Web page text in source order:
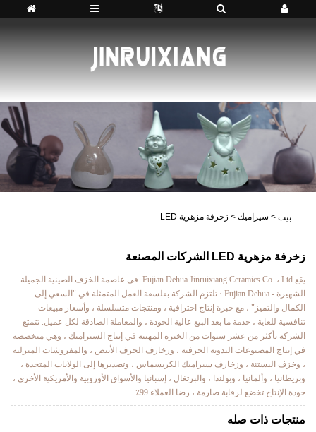
بيت > سيراميك > زخرفة مزهرية LED
زخرفة مزهرية LED الشركات المصنعة
يقع Fujian Dehua Jinruixiang Ceramics Co. ، Ltd. في عاصمة الخزف الصينية الجميلة
الشهيرة - Fujian Dehua · تلتزم الشركة بفلسفة العمل المتمثلة في "السعي إلى
الكمال والتميز" ، مع خبرة إنتاج احترافية ، ومنتجات متسلسلة ، وأسعار مبيعات
تنافسية للغاية ، خدمة ما بعد البيع عالية الجودة ، والمعاملة الصادقة لكل عميل. تتمتع
الشركة بأكثر من عشر سنوات من الخبرة المهنية في إنتاج السيراميك ، وهي متخصصة
في إنتاج المصنوعات اليدوية الخزفية ، وزخارف الخزف الأبيض ، والمفروشات المنزلية
، وخزف البستنة ، وزخارف سيراميك الكريسماس ، وتصديرها إلى الولايات المتحدة ،
وبريطانيا ، وألمانيا ، وبولندا ، والبرتغال ، إسبانيا والأسواق الأوروبية والأمريكية الأخرى ،
جودة الإنتاج تخضع لرقابة صارمة ، رضا العملاء 99٪
منتجات ذات صله